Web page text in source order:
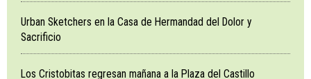
Urban Sketchers en la Casa de Hermandad del Dolor y
Sacrificio
Los Cristobitas regresan mañana a la Plaza del Castillo